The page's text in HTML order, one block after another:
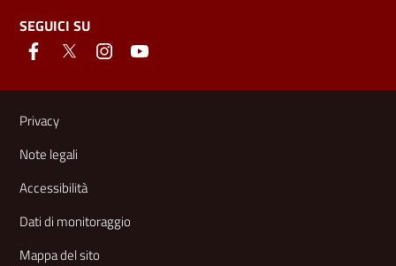
SEGUICI SU
Link e informazioni utili
Privacy
Note legali
Accessibilità
Dati di monitoraggio
Mappa del sito